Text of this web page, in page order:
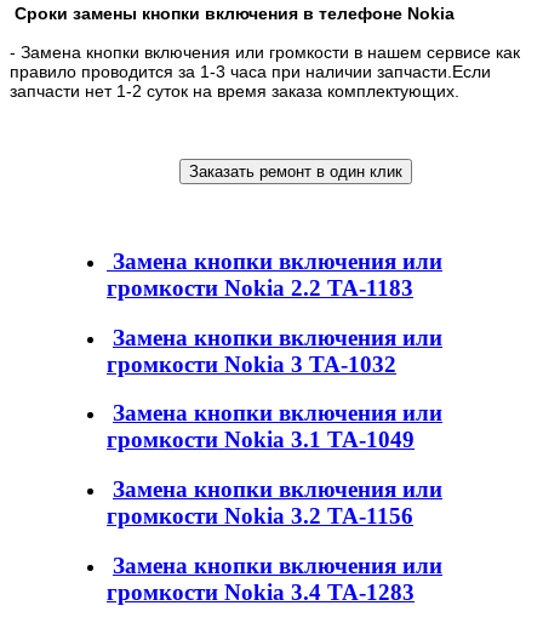
Сроки замены кнопки включения в телефоне Nokia
- Замена кнопки включения или громкости в нашем сервисе как
правило проводится за 1-3 часа при наличии запчасти.Если
запчасти нет 1-2 суток на время заказа комплектующих.
Замена кнопки включения или
громкости Nokia 2.2 TA-1183
Замена кнопки включения или
громкости Nokia 3 TA-1032
Замена кнопки включения или
громкости Nokia 3.1 TA-1049
Замена кнопки включения или
громкости Nokia 3.2 TA-1156
Замена кнопки включения или
громкости Nokia 3.4 TA-1283